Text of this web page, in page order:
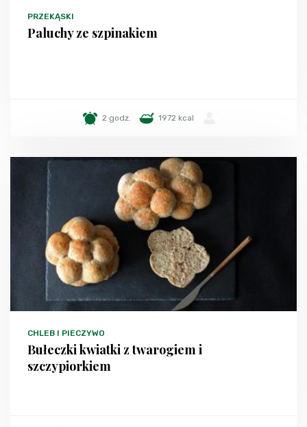
PRZEKĄSKI
Paluchy ze szpinakiem
2 godz. 1972 kcal
CHLEB I PIECZYWO
Bułeczki kwiatki z twarogiem i
szczypiorkiem